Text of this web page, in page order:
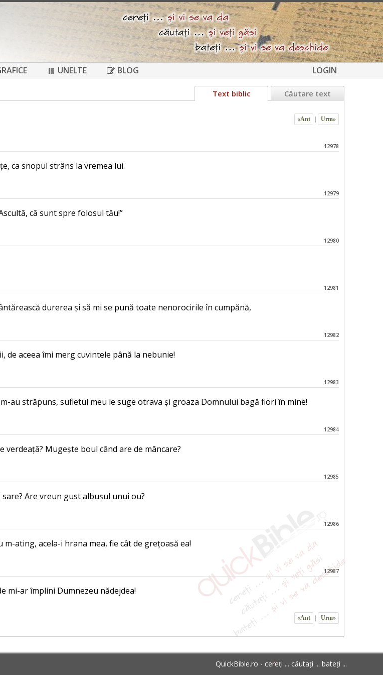
UNELTE BLOG LOGIN
Căutare text
Text biblic
«Ant Urm»
12978
ca snopul strâns la vremea lui.
12979
că sunt spre folosul tău!”
12980
12981
durerea și să mi se pună toate nenorocirile în cumpănă,
12982
de aceea îmi merg cuvintele până la nebunie!
12983
au străpuns, sufletul meu le suge otrava și groaza Domnului bagă fiori în mine!
12984
verdeață? Mugește boul când are de mâncare?
12985
Are vreun gust albușul unui ou?
12986
m-ating, acela-i hrana mea, fie cât de grețoasă ea!
12987
mi-ar împlini Dumnezeu nădejdea!
«Ant Urm»
QuickBible.ro - cereți ... căutați ... bateți ...